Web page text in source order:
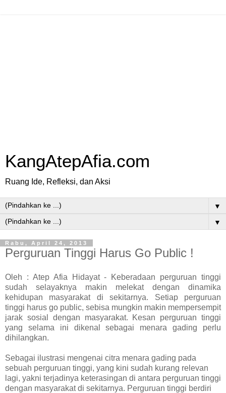
KangAtepAfia.com
Ruang Ide, Refleksi, dan Aksi
▼
▼
Rabu, April 24, 2013
Perguruan Tinggi Harus Go Public !
Oleh : Atep Afia Hidayat - Keberadaan perguruan tinggi
sudah selayaknya makin melekat dengan dinamika
kehidupan masyarakat di sekitarnya. Setiap perguruan
tinggi harus go public, sebisa mungkin makin mempersempit
jarak sosial dengan masyarakat. Kesan perguruan tinggi
yang selama ini dikenal sebagai menara gading perlu
dihilangkan.
Sebagai ilustrasi mengenai citra menara gading pada
sebuah perguruan tinggi, yang kini sudah kurang relevan
lagi, yakni terjadinya keterasingan di antara perguruan tinggi
dengan masyarakat di sekitarnya. Perguruan tinggi berdiri